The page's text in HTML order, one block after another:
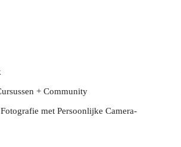
+ Community
met Persoonlijke Camera-